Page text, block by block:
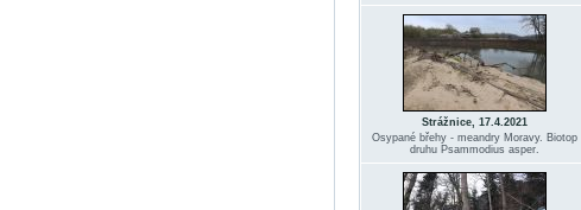
Strážnice, 17.4.2021
Osypané břehy - meandry Moravy. Biotop
druhu Psammodius asper.